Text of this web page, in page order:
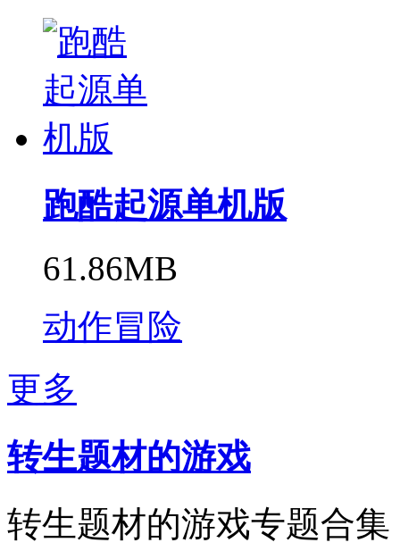
跑酷起源单机版
61.86MB
动作冒险
更多
转生题材的游戏
转生题材的游戏专题合